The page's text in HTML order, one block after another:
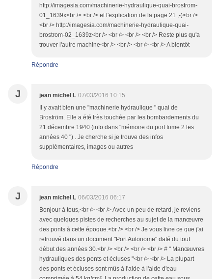
http://imagesia.com/machinerie-hydraulique-quai-brostrom-
01_1639x<br /> <br /> et l'explication de la page 21 ;-)<br />
<br /> http://imagesia.com/machinerie-hydraulique-quai-
brostrom-02_1639z<br /> <br /> <br /> <br /> Reste plus qu'a
trouver l'autre machine<br /> <br /> <br /> <br /> A bientôt
Répondre
J jean michel L 07/03/2016 10:15
Il y avait bien une "machinerie hydraulique " quai de
Broström. Elle a été très touchée par les bombardements du
21 décembre 1940 (info dans "mémoire du port tome 2 les
années 40 ") . Je cherche si je trouve des infos
supplémentaires, images ou autres
Répondre
J jean michel L 06/03/2016 06:17
Bonjour à tous,<br /> <br /> Avec un peu de retard, je reviens
avec quelques pistes de recherches au sujet de la manœuvre
des ponts à cette époque.<br /> <br /> Je vous livre ce que j'ai
retrouvé dans un document "Port Autonome" daté du tout
début des années 30.<br /> <br /> <br /> <br /> # " Manœuvres
hydrauliques des ponts et écluses "<br /> <br /> La plupart
des ponts et écluses sont mûs à l'aide à l'aide d'eau